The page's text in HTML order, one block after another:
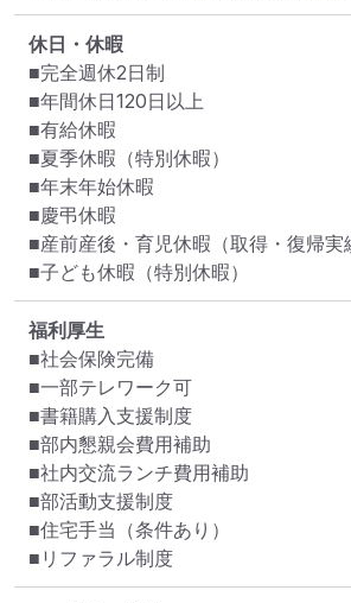
休日・休暇
■完全週休2日制
■年間休日120日以上
■有給休暇
■夏季休暇（特別休暇）
■年末年始休暇
■慶弔休暇
■産前産後・育児休暇（取得・復帰実
■子ども休暇（特別休暇）
福利厚生
■社会保険完備
■一部テレワーク可
■書籍購入支援制度
■部内懇親会費用補助
■社内交流ランチ費用補助
■部活動支援制度
■住宅手当（条件あり）
■リファラル制度